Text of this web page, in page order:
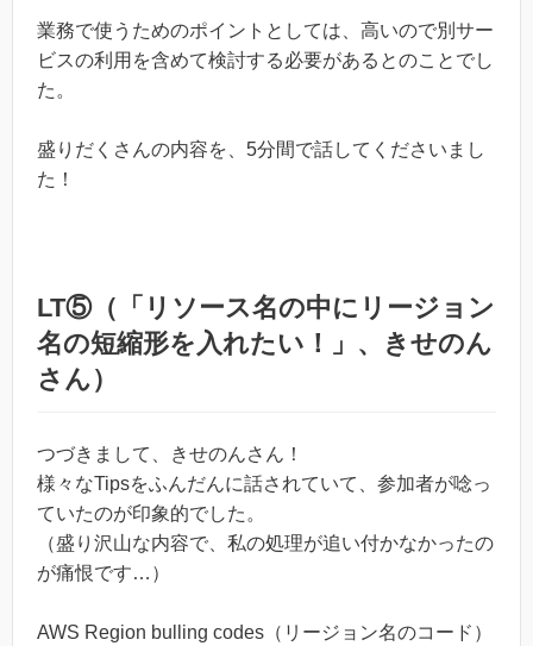
業務で使うためのポイントとしては、高いので別サー
ビスの利用を含めて検討する必要があるとのことでし
た。
盛りだくさんの内容を、5分間で話してくださいまし
た！
LT⑤（「リソース名の中にリージョン
名の短縮形を入れたい！」、きせのん
さん）
つづきまして、きせのんさん！
様々なTipsをふんだんに話されていて、参加者が唸っ
ていたのが印象的でした。
（盛り沢山な内容で、私の処理が追い付かなかったの
が痛恨です…）
AWS Region bulling codes（リージョン名のコード）